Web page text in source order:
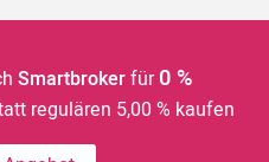
Smartbrokerfür 0 %
regulären 5,00 % kaufen